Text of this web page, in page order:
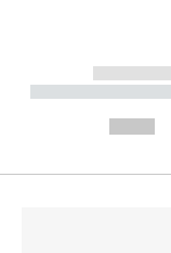
------------
-----------